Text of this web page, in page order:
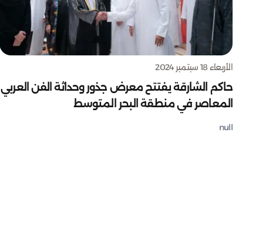
الأربعاء 18 سبتمبر 2024
حاكم الشارقة يفتتح معرض جذور وحداثة الفن العربي
المعاصر في منطقة البحر المتوسط
null